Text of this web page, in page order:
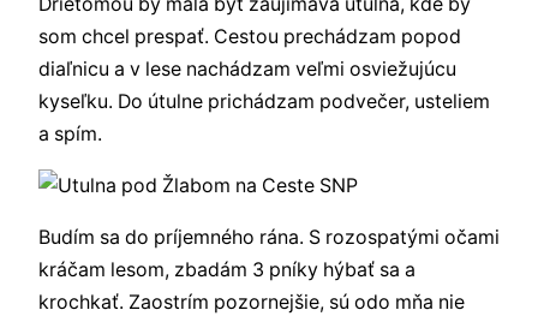
som chcel prespať. Cestou prechádzam popod
diaľnicu a v lese nachádzam veľmi osviežujúcu
kyseľku. Do útulne prichádzam podvečer, usteliem
a spím.
Budím sa do príjemného rána. S rozospatými očami
kráčam lesom, zbadám 3 pníky hýbať sa a
krochkať. Zaostrím pozornejšie, sú odo mňa nie